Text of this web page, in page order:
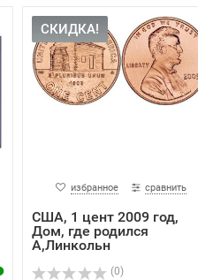
СКИДКА!
избранное сравнить
США, 1 цент 2009 год,
Дом, где родился
А,Линкольн
(0)